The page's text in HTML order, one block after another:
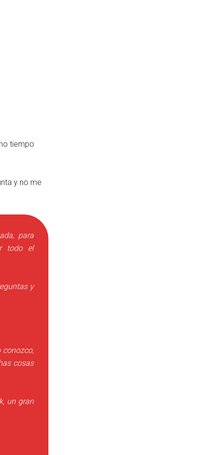
tiempo
y no me
para
todo el
y
cosas
, un gran